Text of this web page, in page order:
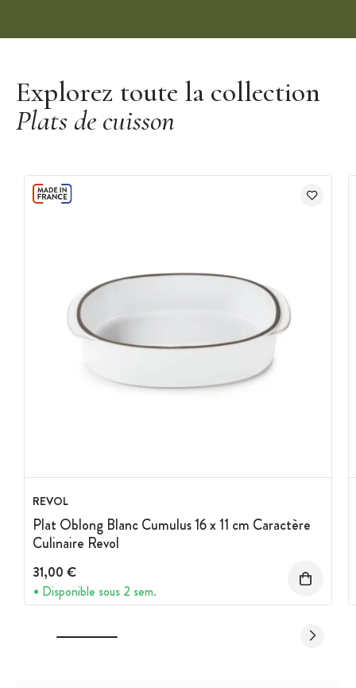
Explorez toute la collection
Plats de cuisson
REVOL
Plat Oblong Blanc Cumulus 16 x 11 cm Caractère
Culinaire Revol
31,00 €
Disponible sous 2 sem.